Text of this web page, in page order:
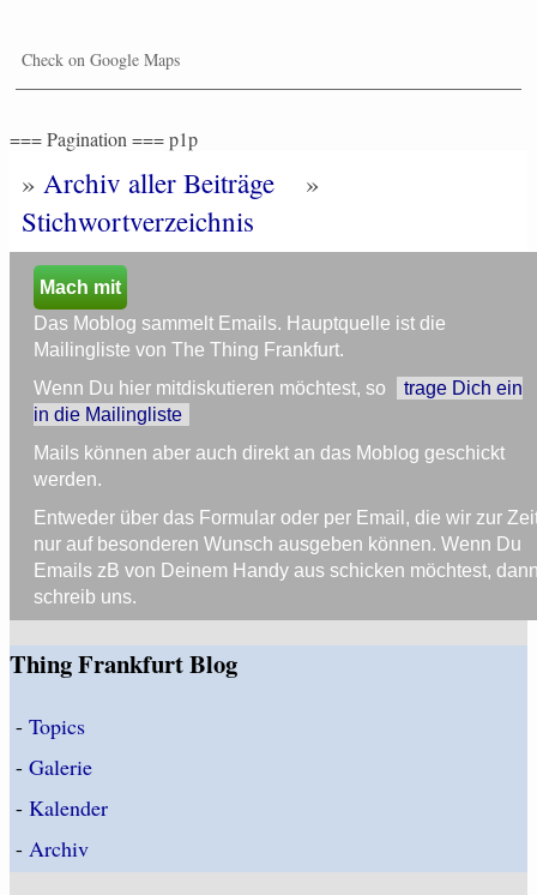
Check on Google Maps
=== Pagination === p1p
» Archiv aller Beiträge
»
Stichwortverzeichnis
Mach mit
Das Moblog sammelt Emails. Hauptquelle ist die
Mailingliste von The Thing Frankfurt.
Wenn Du hier mitdiskutieren möchtest, so
trage Dich ein
in die Mailingliste
Mails können aber auch direkt an das Moblog geschickt
werden.
Entweder über das Formular oder per Email, die wir zur
nur auf besonderen Wunsch ausgeben können. Wenn Du
Emails zB von Deinem Handy aus schicken möchtest,
schreib uns.
Thing Frankfurt Blog
- Topics
- Galerie
- Kalender
- Archiv